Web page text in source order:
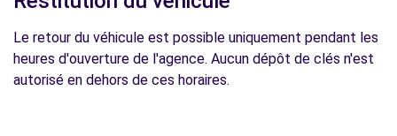
Le retour du véhicule est possible uniquement pendant les
heures d'ouverture de l'agence. Aucun dépôt de clés n'est
autorisé en dehors de ces horaires.